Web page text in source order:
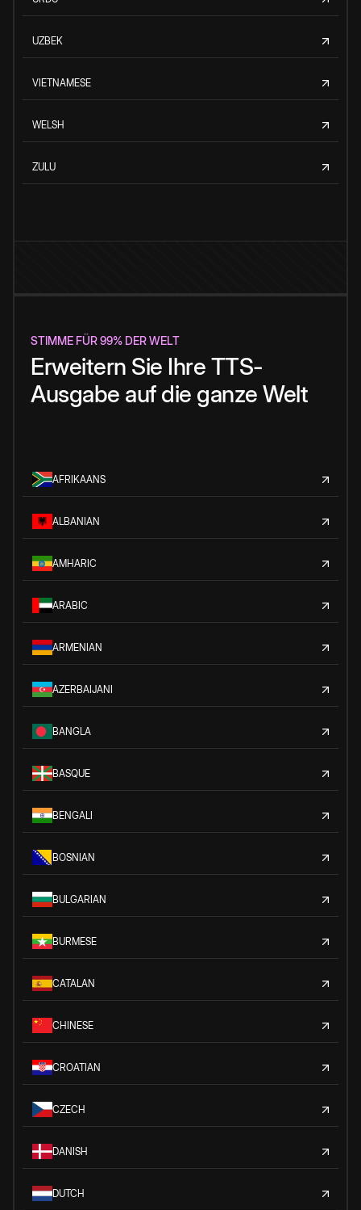
UZBEK
VIETNAMESE
WELSH
ZULU
STIMME FÜR 99% DER WELT
Erweitern Sie Ihre TTS-
Ausgabe auf die ganze Welt
AFRIKAANS
ALBANIAN
AMHARIC
ARABIC
ARMENIAN
AZERBAIJANI
BANGLA
BASQUE
BENGALI
BOSNIAN
BULGARIAN
BURMESE
CATALAN
CHINESE
CROATIAN
CZECH
DANISH
DUTCH